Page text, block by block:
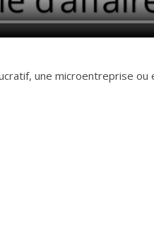
une microentreprise